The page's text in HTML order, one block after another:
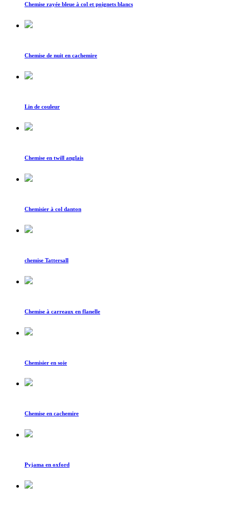
Chemise rayée bleue à col et poignets blancs
Chemise de nuit en cachemire
Lin de couleur
Chemise en twill anglais
Chemisier à col danton
chemise Tattersall
Chemise à carreaux en flanelle
Chemisier en soie
Chemise en cachemire
Pyjama en oxford